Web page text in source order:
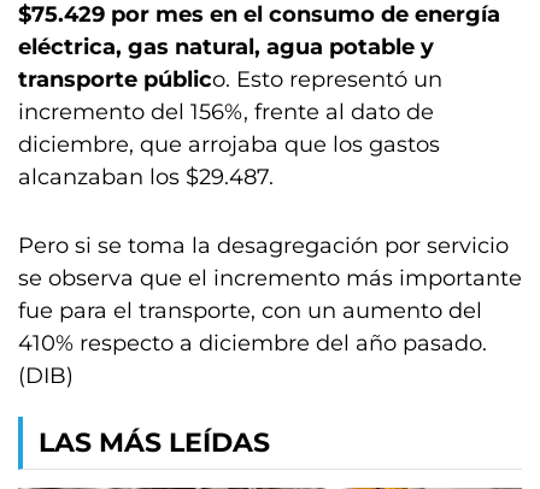
$75.429 por mes en el consumo de energía
eléctrica, gas natural, agua potable y
transporte público. Esto representó un
incremento del 156%, frente al dato de
diciembre, que arrojaba que los gastos
alcanzaban los $29.487.
Pero si se toma la desagregación por servicio
se observa que el incremento más importante
fue para el transporte, con un aumento del
410% respecto a diciembre del año pasado.
(DIB)
LAS MÁS LEÍDAS